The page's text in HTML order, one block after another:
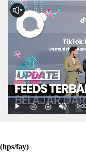
(hps/fay)